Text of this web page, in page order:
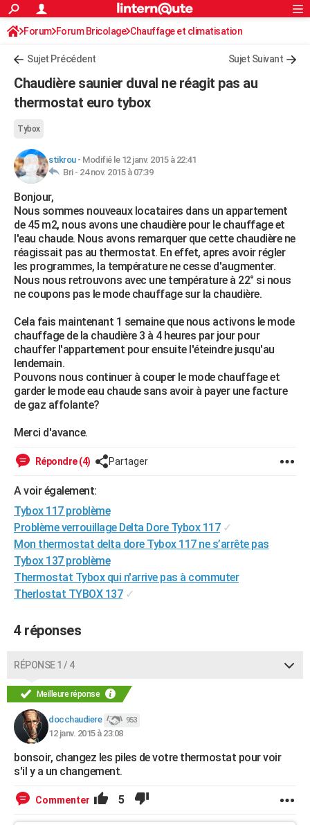
ACTUALITÉS
Politique
Société
Faits Divers
Education
Monde
Villes
+
Programme TV
TNTStreaming
Cinéma
Sorties cinéma
Musique
+FINANCE
Retraite
Impôts
Epargne
Immobilier
Risques naturels par ville
Banque
Assurance
Crédit
AUTO
Essais
Réserver un essai
Citadines
Berlines
SUV
Forum auto
HIGH-TECH
Mobiles
Meilleur smartphone
Internet
Ordinateurs
Jeux vidéo
Guide high-tech
BRICOLAGE
Forum
Aménagement intérieur
Extérieur
Cuisine
Salle de bains
Jardinage
Rangement
WEEK-END
Guides de France
Escapades
Patrimoine
Expositions
Musées
Week-end nature
LIFESTYLE
Art de vivre
Bien-être
Loisirs
Mode
Modes de vie
SANTE
Alimentation
Guide de la santé
Maladies
Médicaments
Sommeil
VOYAGE
Destinations
City break
Voyage nature
Voyage de noces
Forum
Climat
+PHOTO
GUIDES D'ACHAT
BONS PLANS
CARTE DE VOEUX
Carte de Noël
Carte Bonne année
Carte Saint-Valentin
Carte Pâques
Carte d'anniversaire
DICTIONNAIRE
Dictionnaire
Biographies
Citations
Expressions
Proverbes
PROGRAMME TV
COPAINS D'AVANT
S'inscrire
Se connecter
Lycées
Collèges
Primaires
Universités
Entreprises
Service militaire
Avis de recherche
AVIS DE DÉCÈS
FORUM
Bricolage
Lifestyle
Culture
Sport
Auto
Television
Voyage
Cinema
Rechercher
S'inscrire
Connexion
Forum Forum Bricolage Chauffage et climatisation
Sujet Précédent Sujet Suivant
Chaudière saunier duval ne réagit pas au
thermostat euro tybox
Tybox
stikrou- Modifié le 12 janv. 2015 à 22:41
Bri - 24 nov. 2015 à 07:39
Bonjour,
Nous sommes nouveaux locataires dans un appartement
de 45 m2, nous avons une chaudière pour le chauffage et
l'eau chaude. Nous avons remarquer que cette chaudière ne
réagissait pas au thermostat. En effet, apres avoir régler
les programmes, la température ne cesse d'augmenter.
Nous nous retrouvons avec une température à 22° si nous
ne coupons pas le mode chauffage sur la chaudière.
Cela fais maintenant 1 semaine que nous activons le mode
chauffage de la chaudière 3 à 4 heures par jour pour
chauffer l'appartement pour ensuite l'éteindre jusqu'au
lendemain.
Pouvons nous continuer à couper le mode chauffage et
garder le mode eau chaude sans avoir à payer une facture
de gaz affolante?
Merci d'avance.
Répondre (4) Partager
A voir également:
Tybox 117 problème
Problème verrouillage Delta Dore Tybox 117 ✓
Mon thermostat delta dore Tybox 117 ne s’arrête pas
Tybox 137 problème
Thermostat Tybox qui n'arrive pas à commuter
Therlostat TYBOX 137 ✓
4 réponses
RÉPONSE 1 / 4
Meilleure réponse
docchaudiere 953
12 janv. 2015 à 23:08
bonsoir, changez les piles de votre thermostat pour voir
s'il y a un changement.
Commenter 5